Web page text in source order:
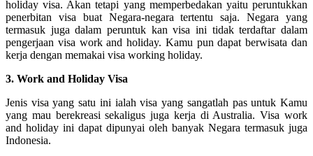
holiday visa. Akan tetapi yang memperbedakan yaitu peruntukkan
penerbitan visa buat Negara-negara tertentu saja. Negara yang
termasuk juga dalam peruntuk kan visa ini tidak terdaftar dalam
pengerjaan visa work and holiday. Kamu pun dapat berwisata dan
kerja dengan memakai visa working holiday.
3. Work and Holiday Visa
Jenis visa yang satu ini ialah visa yang sangatlah pas untuk Kamu
yang mau berekreasi sekaligus juga kerja di Australia. Visa work
and holiday ini dapat dipunyai oleh banyak Negara termasuk juga
Indonesia.